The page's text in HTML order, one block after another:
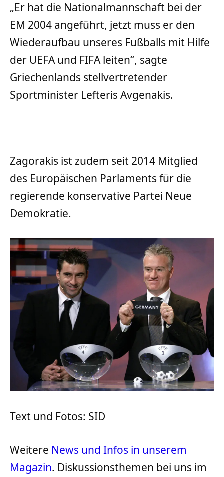
„Er hat die Nationalmannschaft bei der
EM 2004 angeführt, jetzt muss er den
Wiederaufbau unseres Fußballs mit Hilfe
der UEFA und FIFA leiten“, sagte
Griechenlands stellvertretender
Sportminister Lefteris Avgenakis.
Zagorakis ist zudem seit 2014 Mitglied
des Europäischen Parlaments für die
regierende konservative Partei Neue
Demokratie.
Text und Fotos: SID
Weitere News und Infos in unserem
Magazin. Diskussionsthemen bei uns im